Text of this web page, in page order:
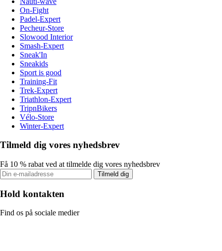
On-Fight
Padel-Expert
Pecheur-Store
Slowood Interior
Smash-Expert
Sneak'In
Sneakids
Sport is good
Training-Fit
Trek-Expert
Triathlon-Expert
TripnBikers
Vélo-Store
Winter-Expert
Tilmeld dig vores nyhedsbrev
Få 10 % rabat ved at tilmelde dig vores nyhedsbrev
Tilmeld dig
Hold kontakten
Find os på sociale medier